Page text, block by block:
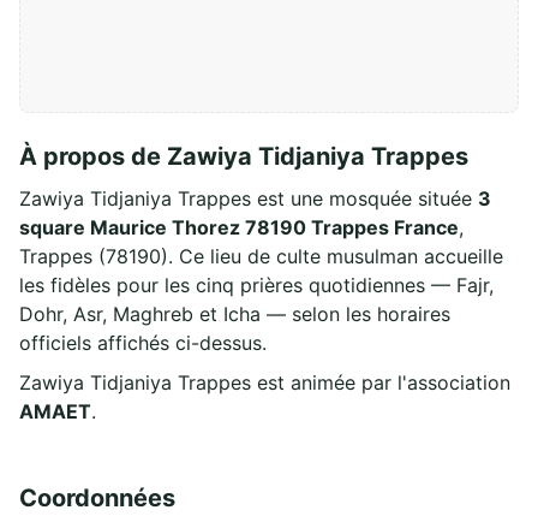
À propos de Zawiya Tidjaniya Trappes
Zawiya Tidjaniya Trappes est une mosquée située 3
square Maurice Thorez 78190 Trappes France,
Trappes (78190). Ce lieu de culte musulman accueille
les fidèles pour les cinq prières quotidiennes — Fajr,
Dohr, Asr, Maghreb et Icha — selon les horaires
officiels affichés ci-dessus.
Zawiya Tidjaniya Trappes est animée par l'association
AMAET.
Coordonnées